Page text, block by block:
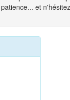
et